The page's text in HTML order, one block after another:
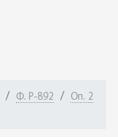
Ф. Р-892 Оп. 2